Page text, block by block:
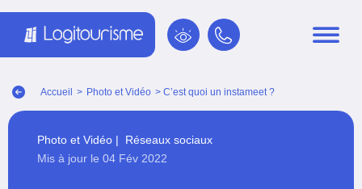
Accueil > Photo et Vidéo > C’est quoi un instameet ?
Photo et Vidéo|
Réseaux sociaux
Mis à jour le 04 Fév 2022